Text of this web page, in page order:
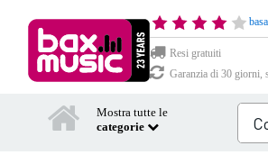
Resi gratuiti
Garanzia di 30 giorni,
Mostra tutte le
categorie